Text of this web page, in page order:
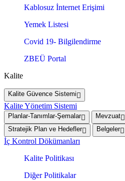
Kablosuz İnternet Erişimi
Yemek Listesi
Covid 19- Bilgilendirme
ZBEÜ Portal
Kalite
Kalite Güvence Sistemi
Kalite Yönetim Sistemi
Planlar-Tanımlar-Şemalar Mevzuat
Stratejik Plan ve Hedefler
Belgeler
İç Kontrol Dökümanları
Kalite Politikası
Diğer Politikalar